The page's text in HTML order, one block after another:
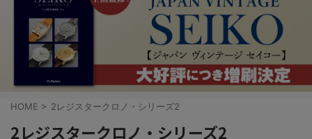
HOME > 2レジスタークロノ・シリーズ2
2レジスタークロノ・シリーズ2